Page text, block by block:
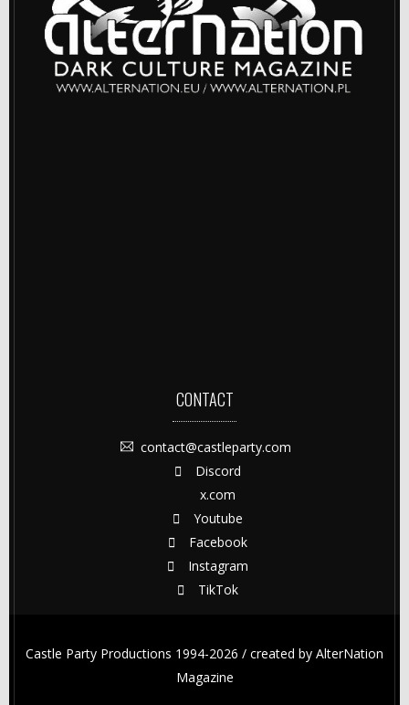
CONTACT
contact@castleparty.com
Discord
x.com
Youtube
Facebook
Instagram
TikTok
Castle Party Productions 1994-2026 / created by AlterNation
Magazine